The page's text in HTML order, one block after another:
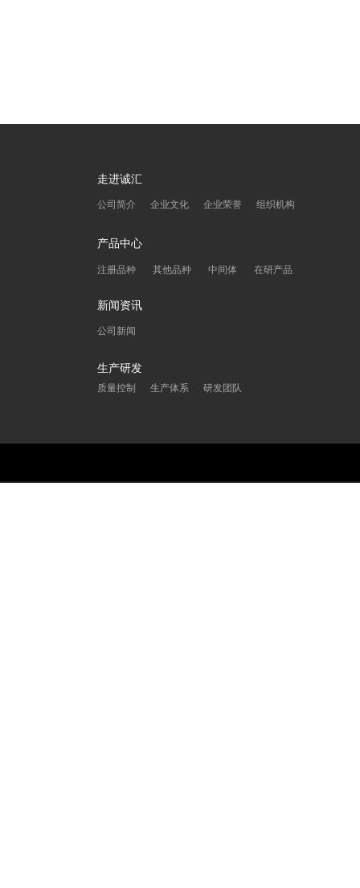
新闻资讯
注册品种 其他品种 中间体 在研产品
公司新闻
走进诚汇
产品中心
生产研发
质量控制 生产体系 研发团队
公司简介 企业文化 企业荣誉 组织机构